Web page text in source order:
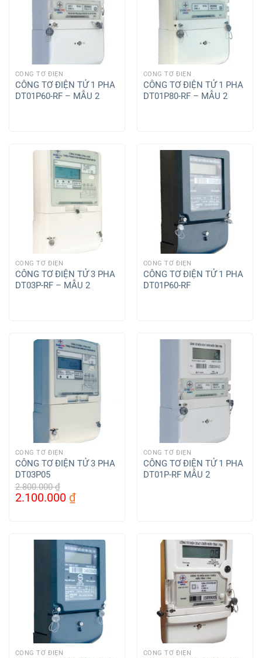
CÔNG TƠ ĐIỆN
CÔNG TƠ ĐIỆN TỬ 1 PHA
DT01P60-RF – MẪU 2
CÔNG TƠ ĐIỆN
CÔNG TƠ ĐIỆN TỬ 1 PHA
DT01P80-RF – MẪU 2
CÔNG TƠ ĐIỆN
CÔNG TƠ ĐIỆN TỬ 3 PHA
DT03P-RF – MẪU 2
CÔNG TƠ ĐIỆN
CÔNG TƠ ĐIỆN TỬ 1 PHA
DT01P60-RF
CÔNG TƠ ĐIỆN
CÔNG TƠ ĐIỆN TỬ 3 PHA
DT03P05
2.800.000₫
Giá
2.100.000 ₫Giá
2.100.000 ₫.
CÔNG TƠ ĐIỆN
CÔNG TƠ ĐIỆN TỬ 1 PHA
DT01P-RF MẪU 2
CÔNG TƠ ĐIỆN CÔNG TƠ ĐIỆN